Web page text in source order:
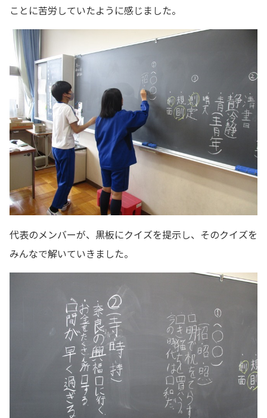
ことに苦労していたように感じました。
代表のメンバーが、黒板にクイズを提示し、そのクイズを
みんなで解いていきました。